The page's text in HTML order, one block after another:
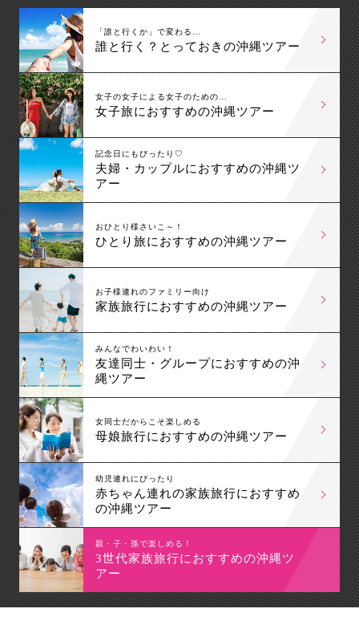
「誰と行くか」で変わる…
誰と行く？とっておきの沖縄ツアー
女子の女子による女子のための…
女子旅におすすめの沖縄ツアー
記念日にもぴったり♡
夫婦・カップルにおすすめの沖縄ツ
アー
おひとり様さいこ～！
ひとり旅におすすめの沖縄ツアー
お子様連れのファミリー向け
家族旅行におすすめの沖縄ツアー
みんなでわいわい！
友達同士・グループにおすすめの沖
縄ツアー
女同士だからこそ楽しめる
母娘旅行におすすめの沖縄ツアー
幼児連れにぴったり
赤ちゃん連れの家族旅行におすすめ
の沖縄ツアー
親・子・孫で楽しめる！
3世代家族旅行におすすめの沖縄ツ
アー